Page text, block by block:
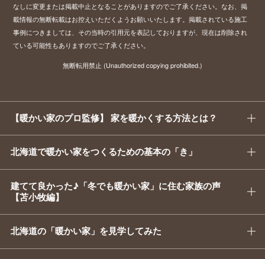
なしに変更または掲載中止となることがありますのでご了承ください。なお、掲
載情報の無断転載はお控えいただくようお願いいたします。掲載されている施工
事例につきましては、その当時の引用元を表記しておりますが、現在は削除され
ている可能性もありますのでご了承ください。
無断転用禁止 (Unauthorized copying prohibited.)
【暖かい家のプロ監修】 家を暖かくする方法とは？
北海道で暖かい家をつくるための基本の「き」
建てて良かった♪「冬でも暖かい家」に住む家族の声
【苫小牧編】
北海道の「暖かい家」を見学してみた